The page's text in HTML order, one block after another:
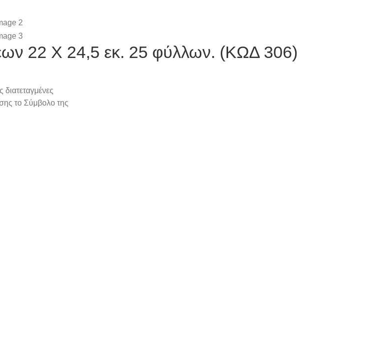
22 X 24,5 εκ. 25 φύλλων. (ΚΩΔ 306)
το Σύμβολο της